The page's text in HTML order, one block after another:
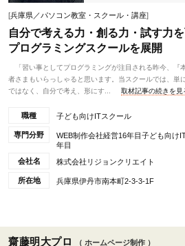
[兵庫県／パソコン教室・スクール・講座]
自分で考える力・創る力・試す力
プログラミングスクールを展開
「習い事としてプログラミングが注目される昨今、『
者さまもいらっしゃると思います。当スクールでは、単
ではなく、自分で考え、形にす...
取材記事の続きを
職種 子ども向けITスクール
専門分野
WEB制作会社経営16年目子ども向け
年目
会社名
株式会社リジョンクリエイト
所在地 兵庫県伊丹市南本町2-3-3-1F
齋藤明大プロ
（ ホームページ制作 ）